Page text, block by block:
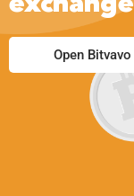
Open Bitvavo